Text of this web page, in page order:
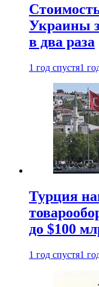
Украины
в два раза
1 год спустя1
Турция
до $100
1 год спустя1